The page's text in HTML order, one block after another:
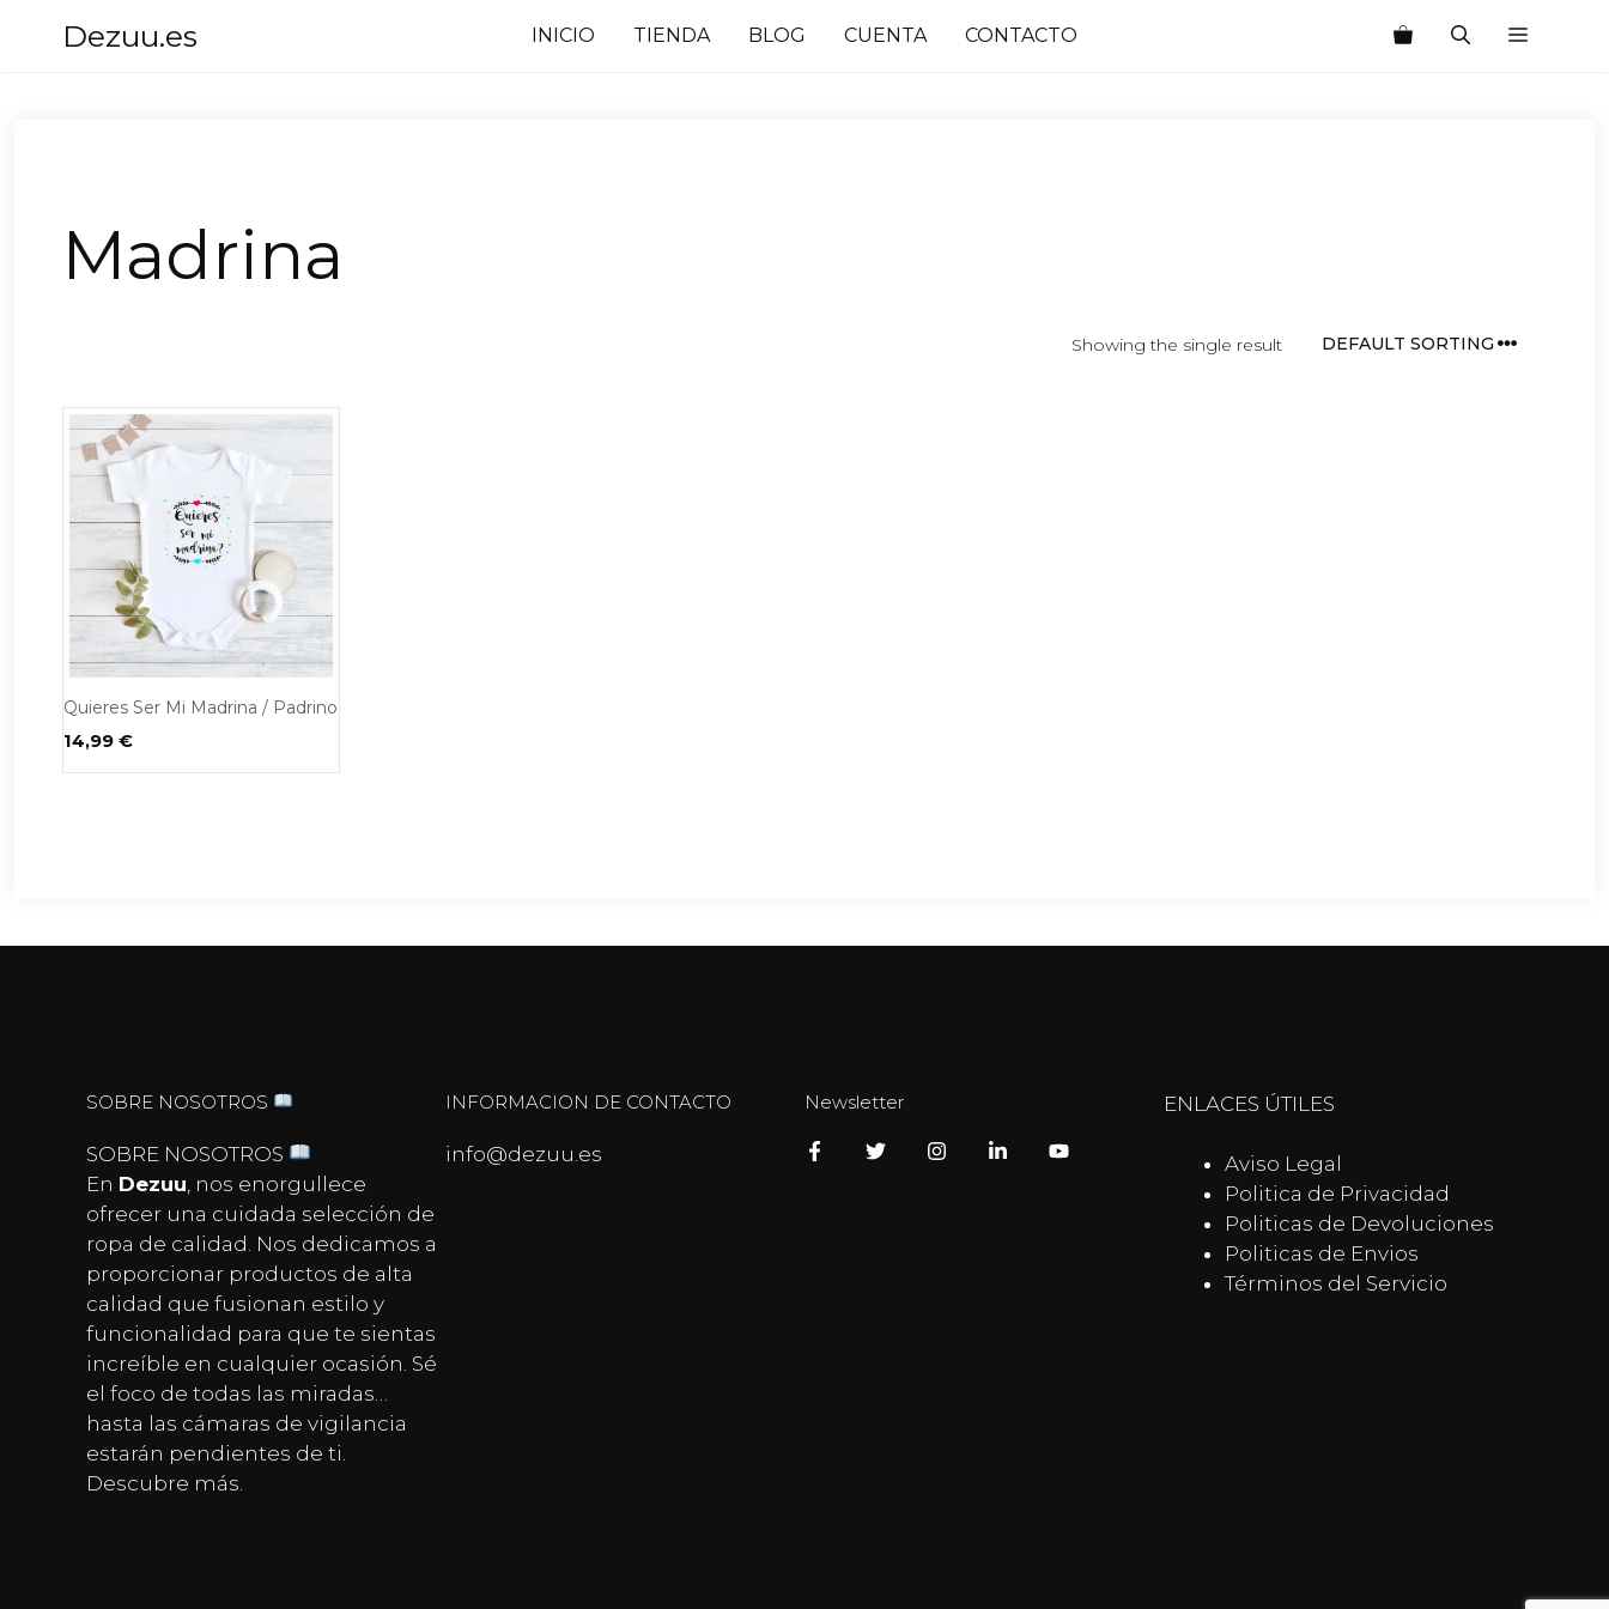
Dezuu.es INICIO TIENDA BLOG CUENTA CONTACTO
Madrina
Showing the single result
Quieres Ser Mi Madrina / Padrino
14,99 €
SOBRE NOSOTROS
SOBRE NOSOTROS
En Dezuu , nos enorgullece
ofrecer una cuidada selección de
ropa de calidad. Nos dedicamos a
proporcionar productos de alta
calidad que fusionan estilo y
funcionalidad para que te sientas
increíble en cualquier ocasión. Sé
el foco de todas las miradas…
hasta las cámaras de vigilancia
estarán pendientes de ti.
Descubre más.
INFORMACION DE CONTACTO
info@dezuu.es
Newsletter ENLACES ÚTILES
Aviso Legal
Politica de Privacidad
Politicas de Devoluciones
Politicas de Envios
Términos del Servicio